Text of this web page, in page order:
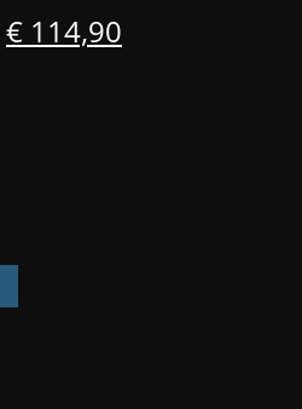
Ursprünglicher
€ 114,90